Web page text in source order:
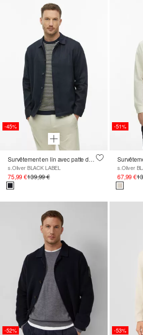
-45%
Survêtement en lin avec patte de boutonnage cachée
s.Oliver BLACK LABEL
75,99 €139,99 €
-51%
s.Oliver
67,99 €
-52% -53%